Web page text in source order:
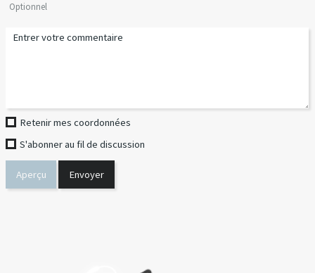
Optionnel
Retenir mes coordonnées
S'abonner au fil de discussion